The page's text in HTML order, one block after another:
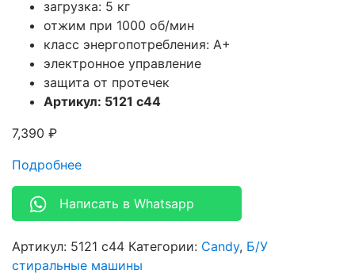
загрузка: 5 кг
отжим при 1000 об/мин
класс энергопотребления: A+
электронное управление
защита от протечек
Артикул: 5121 c44
7,390 ₽
Подробнее
Написать в Whatsapp
Артикул: 5121 c44 Категории: Candy, Б/У
стиральные машины